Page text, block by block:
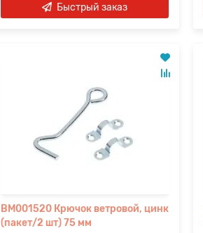
Быстрый заказ
BM001520 Крючок ветровой, цинк
(пакет/2 шт) 75 мм